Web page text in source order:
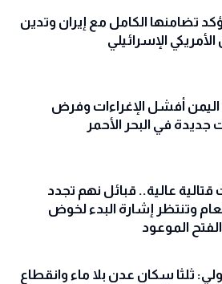
تضامنها الكامل مع إيران وتدين
الأمريكي الإسرائيلي
أفشل الإغراءات وفرض
جديدة في البحر الأحمر
قتالية عالية.. قبائل نهم تجدد
وتنتظر إشارة البدء لخوض
الموعود
ثلثا سكان عدن بلا ماء وانقطاع